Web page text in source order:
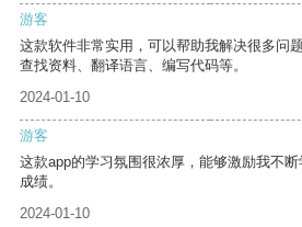
游客
这款软件非常实用，可以帮助我解决很多问
查找资料、翻译语言、编写代码等。
2024-01-10
游客
这款app的学习氛围很浓厚，能够激励我不
成绩。
2024-01-10